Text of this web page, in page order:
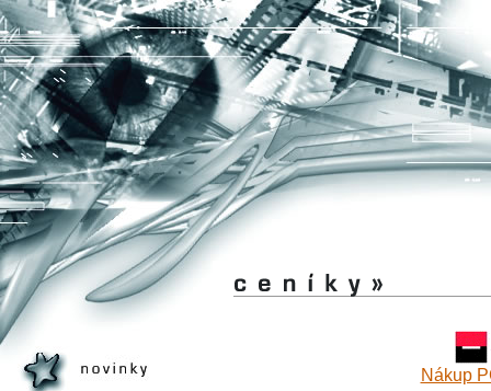
Nákup